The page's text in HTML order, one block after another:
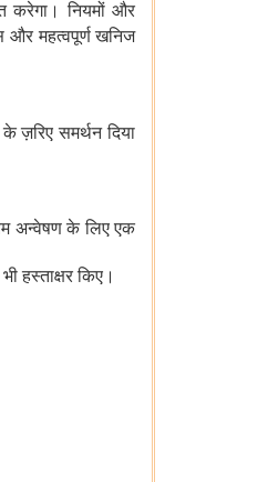
करेगा। नियमों और
महत्वपूर्ण खनिज
ज़रिए समर्थन दिया
अन्वेषण के लिए एक
हस्ताक्षर किए।